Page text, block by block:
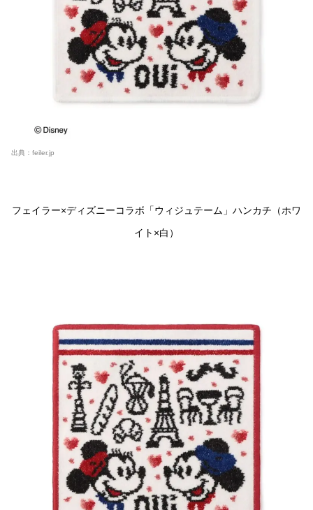
出典： feiler.jp
フェイラー×ディズニーコラボ「ウィジュテーム」ハンカチ（ホワ
イト×白）